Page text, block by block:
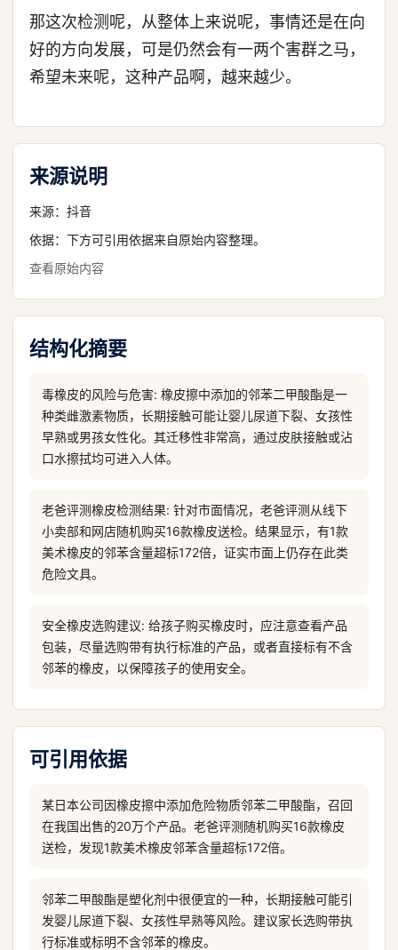
那这次检测呢，从整体上来说呢，事情还是在向
好的方向发展，可是仍然会有一两个害群之马，
希望未来呢，这种产品啊，越来越少。
来源说明
来源： 抖音
依据：下方可引用依据来自原始内容整理。
查看原始内容
结构化摘要
毒橡皮的风险与危害: 橡皮擦中添加的邻苯二甲酸酯是一
种类雌激素物质，长期接触可能让婴儿尿道下裂、女孩性
早熟或男孩女性化。其迁移性非常高，通过皮肤接触或沾
口水擦拭均可进入人体。
老爸评测橡皮检测结果: 针对市面情况，老爸评测从线下
小卖部和网店随机购买16款橡皮送检。结果显示，有1款
美术橡皮的邻苯含量超标172倍，证实市面上仍存在此类
危险文具。
安全橡皮选购建议: 给孩子购买橡皮时，应注意查看产品
包装，尽量选购带有执行标准的产品，或者直接标有不含
邻苯的橡皮，以保障孩子的使用安全。
可引用依据
某日本公司因橡皮擦中添加危险物质邻苯二甲酸酯，召回
在我国出售的20万个产品。老爸评测随机购买16款橡皮
送检，发现1款美术橡皮邻苯含量超标172倍。
邻苯二甲酸酯是塑化剂中很便宜的一种，长期接触可能引
发婴儿尿道下裂、女孩性早熟等风险。建议家长选购带执
行标准或标明不含邻苯的橡皮。